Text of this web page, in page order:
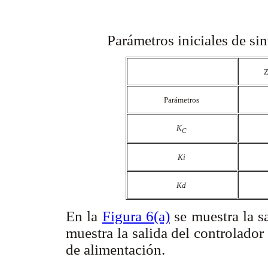
Parámetros iniciales de
Parámetros
KC
Ki
Kd
En la Figura 6(a) se muestra la
muestra la salida del
de alimentación.